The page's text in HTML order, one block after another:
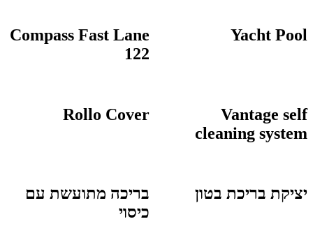
Yacht Pool
Compass Fast Lane
122
Vantage self
cleaning system
Rollo Cover
יציקת בריכת בטון
בריכה מתועשת עם
כיסוי